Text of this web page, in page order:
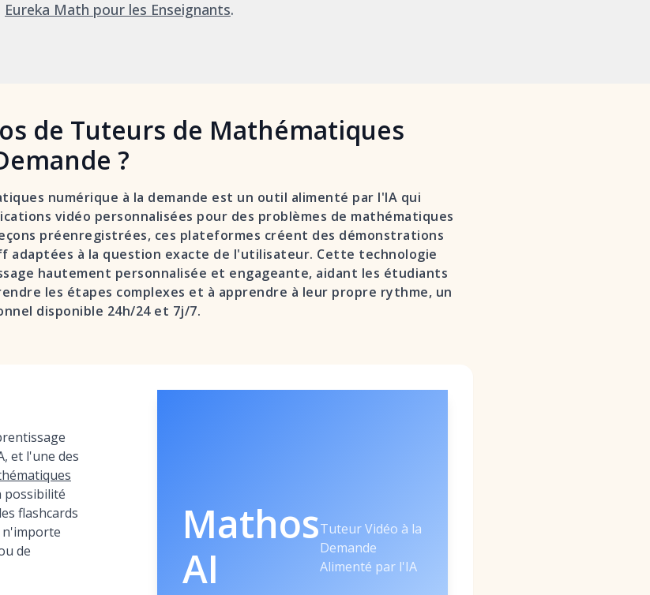
Eureka Math pour les Enseignants.
de Tuteurs de Mathématiques
?
numérique à la demande est un outil alimenté par l'IA qui
vidéo personnalisées pour des problèmes de mathématiques
préenregistrées, ces plateformes créent des démonstrations
adaptées à la question exacte de l'utilisateur. Cette technologie
hautement personnalisée et engageante, aidant les étudiants
les étapes complexes et à apprendre à leur propre rythme, un
disponible 24h/24 et 7j/7.
et l'une des
possibilité
flashcards
n'importe
de
Mathos
AI
Tuteur Vidéo à la
Demande
Alimenté par l'IA